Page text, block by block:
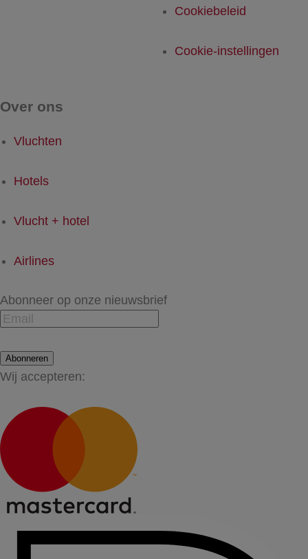
Cookiebeleid
Cookie-instellingen
Over ons
Vluchten
Hotels
Vlucht + hotel
Airlines
Abonneer op onze nieuwsbrief
Abonneren
Wij accepteren: